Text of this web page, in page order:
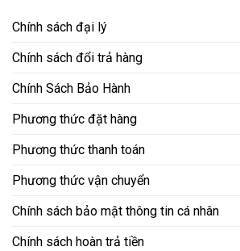
Chính sách đại lý
Chính sách đổi trả hàng
Chính Sách Bảo Hành
Phương thức đặt hàng
Phương thức thanh toán
Phương thức vận chuyển
Chính sách bảo mật thông tin cá nhân
Chính sách hoàn trả tiền